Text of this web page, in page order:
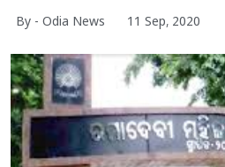
By - Odia News 11 Sep, 2020